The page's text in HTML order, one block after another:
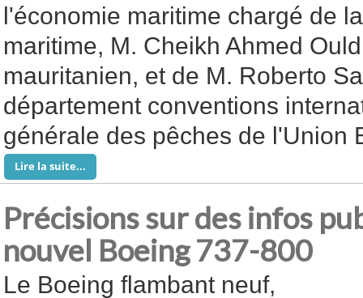
l'économie maritime chargé de
maritime, M. Cheikh Ahmed
mauritanien, et de M. Roberto
département conventions
générale des pêches de l'Union
Lire la suite...
Précisions sur des infos
nouvel Boeing 737-800
Le Boeing flambant neuf,